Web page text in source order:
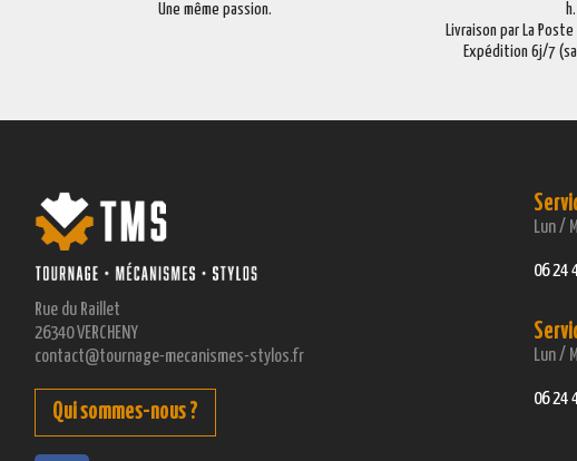
Une même passion.
h.
Livraison par La
Expédition 6j/7
Rue du Raillet
26340 VERCHENY
contact@tournage-mecanismes-stylos.fr
Qui sommes-nous ?
Lun /
06 24
Lun /
06 24